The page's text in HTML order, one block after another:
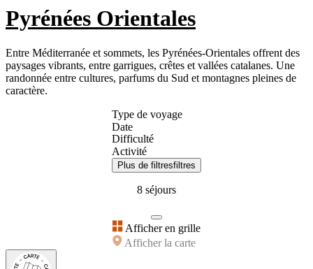
Pyrénées Orientales
Entre Méditerranée et sommets, les Pyrénées-Orientales offrent des
paysages vibrants, entre garrigues, crêtes et vallées catalanes. Une
randonnée entre cultures, parfums du Sud et montagnes pleines de
caractère.
Type de voyage
Date
Difficulté
Activité
Plus de filtresfiltres
8 séjours
Afficher en grille
Afficher la carte